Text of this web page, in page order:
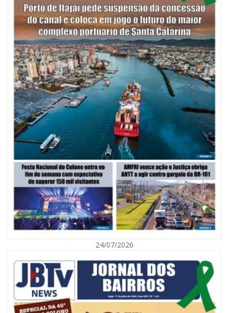
05/08/2026 | 07:00
Viva Praia terá edição especial de Dia dos Pais com atrações para toda a
NAVEGANTES
24/07/2026